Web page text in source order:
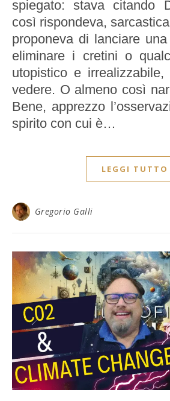
spiegato: stava citando
così rispondeva,
proponeva di lanciare
eliminare i cretini o
utopistico e
vedere. O almeno così
Bene, apprezzo
spirito con cui è…
LEGGI TUTTO
Gregorio Galli